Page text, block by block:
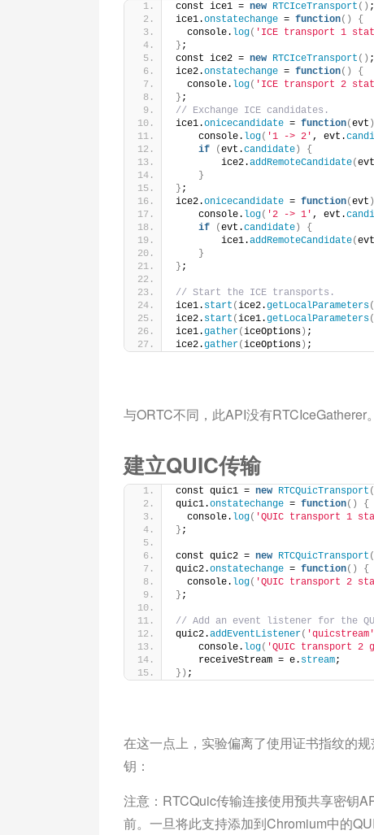
const ice1 = new RTCIceTransport () ;
ice1.onstatechange = function()
{
  console.
log( 'ICE transport 1
} ;
const ice2 = new RTCIceTransport () ;
ice2.onstatechange = function()
{
  console.
log( 'ICE transport 2
} ;
// Exchange ICE candidates.
ice1.onicecandidate = function(evt )
    console.
log( '1 -> 2' , evt.
if
(evt.candidate )
{
        ice2.
addRemoteCandidate(
}
} ;
ice2.onicecandidate = function(evt )
    console.
log( '2 -> 1' , evt.
if
(evt.candidate )
{
        ice1.
addRemoteCandidate(
}
} ;
// Start the ICE transports.
ice1. start (ice2.getLocalParameters
ice2. start (ice1.getLocalParameters
ice1.gather(iceOptions ) ;
ice2.gather(iceOptions ) ;
与ORTC不同，此API没有RTCIceGatherer
建立QUIC传输
const quic1 = new RTCQuicTransport (
quic1.onstatechange = function()
{
  console.
log( 'QUIC transport 1
} ;
const quic2 = new RTCQuicTransport (
quic2.onstatechange = function()
{
  console.
log( 'QUIC transport 2
} ;
// Add an event listener for the
quic2.addEventListener( 'quicstream'
    console.
log( 'QUIC transport 2
    receiveStream = e.
stream;
}) ;
在这一点上，实验偏离了使用证书指纹的
钥：
注意：RTCQuic传输连接使用预共享密钥
前。一旦将此支持添加到Chromium中的